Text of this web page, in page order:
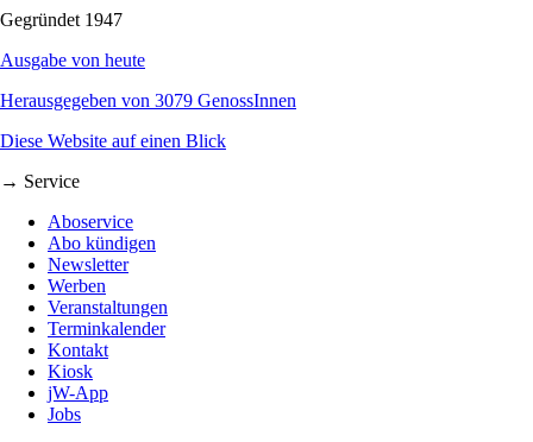
Gegründet 1947
Ausgabe von heute
Herausgegeben von 3079 GenossInnen
Diese Website auf einen Blick
→ Service
Aboservice
Abo kündigen
Newsletter
Werben
Veranstaltungen
Terminkalender
Kontakt
Kiosk
jW-App
Jobs